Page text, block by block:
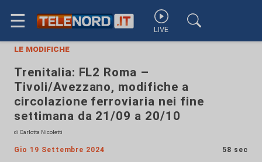
☰ LIVE
le modifiche
Trenitalia: FL2 Roma –
Tivoli/Avezzano, modifiche a
circolazione ferroviaria nei fine
settimana da 21/09 a 20/10
di Carlotta Nicoletti
Gio 19 Settembre 2024 58 sec